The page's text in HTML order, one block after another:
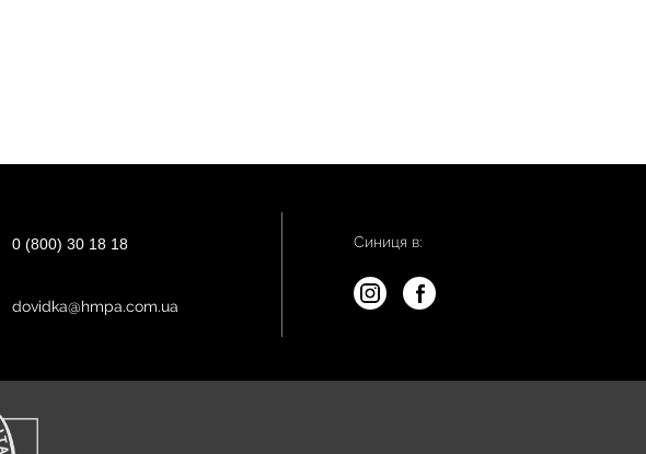
0 (800) 30 18 18
dovidka@hmpa.com.ua
Синиця в: